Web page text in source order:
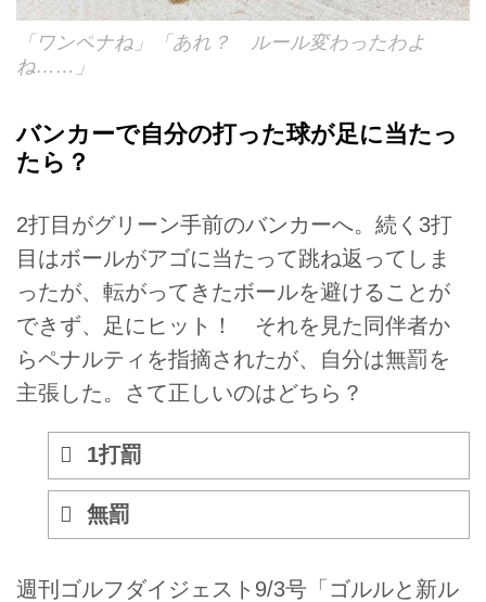
「ワンペナね」「あれ？ ルール変わったわよ
ね……」
バンカーで自分の打った球が足に当たっ
たら？
2打目がグリーン手前のバンカーへ。続く3打
目はボールがアゴに当たって跳ね返ってしま
ったが、転がってきたボールを避けることが
できず、足にヒット！ それを見た同伴者か
らペナルティを指摘されたが、自分は無罰を
主張した。さて正しいのはどちら？
1打罰
無罰
週刊ゴルフダイジェスト9/3号「ゴルルと新ル